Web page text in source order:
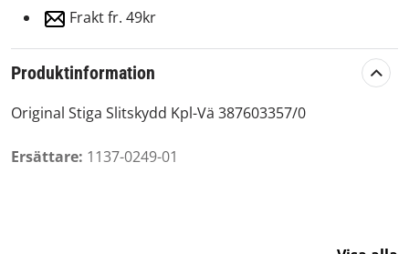
Frakt fr. 49kr
Produktinformation
Original Stiga Slitskydd Kpl-Vä 387603357/0
Ersättare: 1137-0249-01